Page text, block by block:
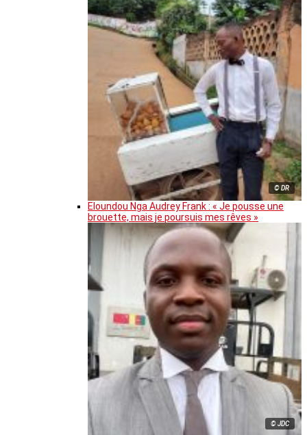
© DR
Eloundou Nga Audrey Frank : « Je pousse une
brouette, mais je poursuis mes rêves »
© JDC